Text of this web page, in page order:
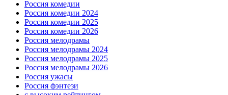
Россия комедии
Россия комедии 2024
Россия комедии 2025
Россия комедии 2026
Россия мелодрамы
Россия мелодрамы 2024
Россия мелодрамы 2025
Россия мелодрамы 2026
Россия ужасы
Россия фэнтези